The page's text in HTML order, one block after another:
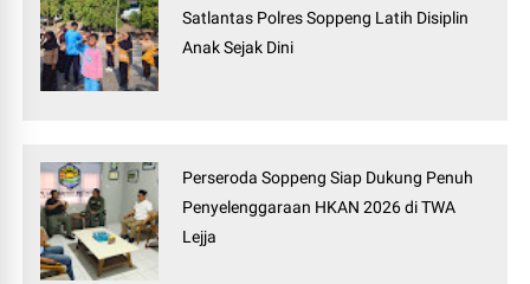
Satlantas Polres Soppeng Latih Disiplin
Anak Sejak Dini
Perseroda Soppeng Siap Dukung Penuh
Penyelenggaraan HKAN 2026 di TWA
Lejja